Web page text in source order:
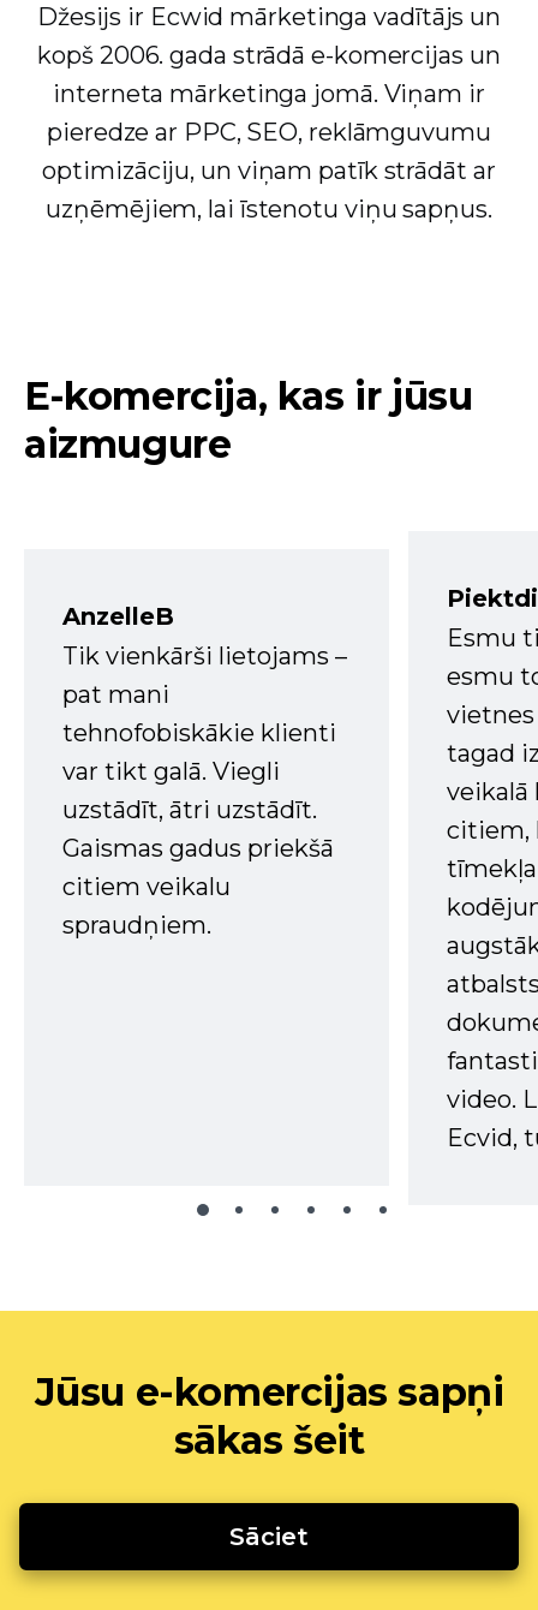
Džesijs ir Ecwid mārketinga vadītājs un
kopš 2006. gada strādā e-komercijas un
interneta mārketinga jomā. Viņam ir
pieredze ar PPC, SEO, reklāmguvumu
optimizāciju, un viņam patīk strādāt ar
uzņēmējiem, lai īstenotu viņu sapņus.
E-komercija, kas ir jūsu
aizmugure
AnzelleB
Tik vienkārši lietojams –
pat mani
tehnofobiskākie klienti
var tikt galā. Viegli
uzstādīt, ātri uzstādīt.
Gaismas gadus priekšā
citiem veikalu
spraudņiem.
Esmu
esmu
tagad
veikalā
citiem,
tīmekļa
video.
Ecvid,
Jūsu e-komercijas sapņi
sākas šeit
Sāciet